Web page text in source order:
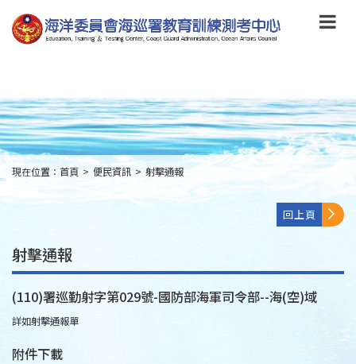
到
主
要
to
main
content
:::
現在位置： 首頁 > 便民資訊 > 射擊通報
回上頁
射擊通報
(110)署巡勤射字第029號-國防部海軍司令部--海(空)域
詳如射擊通報單
附件下載